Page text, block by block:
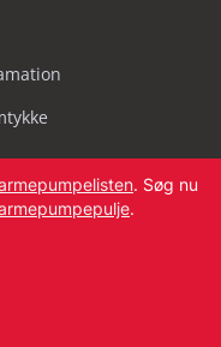
. Søg nu
.